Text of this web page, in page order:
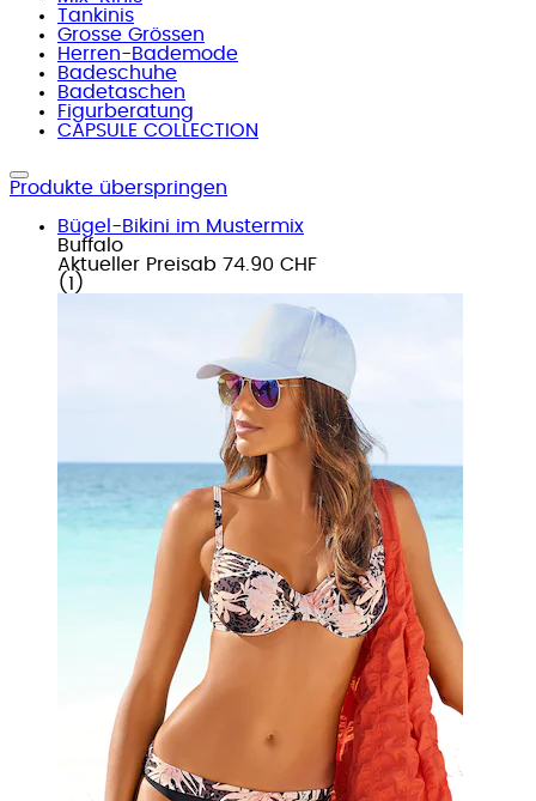
Tankinis
Grosse Grössen
Herren-Bademode
Badeschuhe
Badetaschen
Figurberatung
CAPSULE COLLECTION
Produkte überspringen
Bügel-Bikini im Mustermix
Buffalo
Aktueller Preisab 74.90 CHF
( 1 )